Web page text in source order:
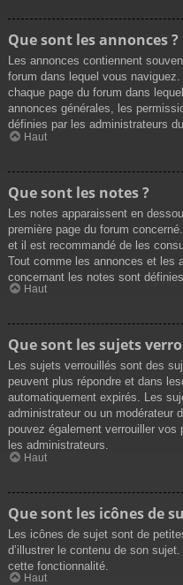
Que sont les annonces ?
Les annonces contiennent
forum dans lequel vous
chaque page du forum dans
annonces générales, les
définies par les administrateurs
Haut
Que sont les notes ?
Les notes apparaissent en
première page du forum
et il est recommandé de les
Tout comme les annonces et les
concernant les notes sont
Haut
Que sont les sujets
Les sujets verrouillés sont des
peuvent plus répondre et dans
automatiquement expirés. Les
administrateur ou un modérateur
pouvez également verrouiller
les administrateurs.
Haut
Que sont les icônes de
Les icônes de sujet sont de
d’illustrer le contenu de son
cette fonctionnalité.
Haut